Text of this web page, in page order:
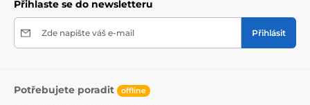
Přihlaste se do newsletteru
Zde napište váš e-mail Přihlásit
Potřebujete poradit offline